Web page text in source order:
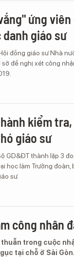
ứng
giáo sư
đồng giáo sư Nhà
đề nghị xét công
kiểm
giáo sư
GD&ĐT thành lập 3
học làm Trưởng
sư.
công nhân
trong cuộc
tại chỗ ở Sài Gòn.